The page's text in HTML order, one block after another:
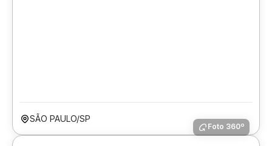
SÃO PAULO/SP
Foto 360º